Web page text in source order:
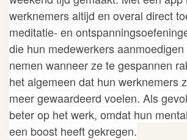
werknemers altijd en overal direct
meditatie- en
die hun medewerkers
nemen wanneer ze te gespannen
het algemeen dat hun werknemers
meer gewaardeerd voelen. Als
beter op het werk, omdat hun
een boost heeft gekregen.